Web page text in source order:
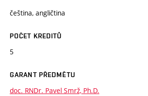
čeština, angličtina
POČET KREDITŮ
5
GARANT PŘEDMĚTU
doc. RNDr. Pavel Smrž, Ph.D.